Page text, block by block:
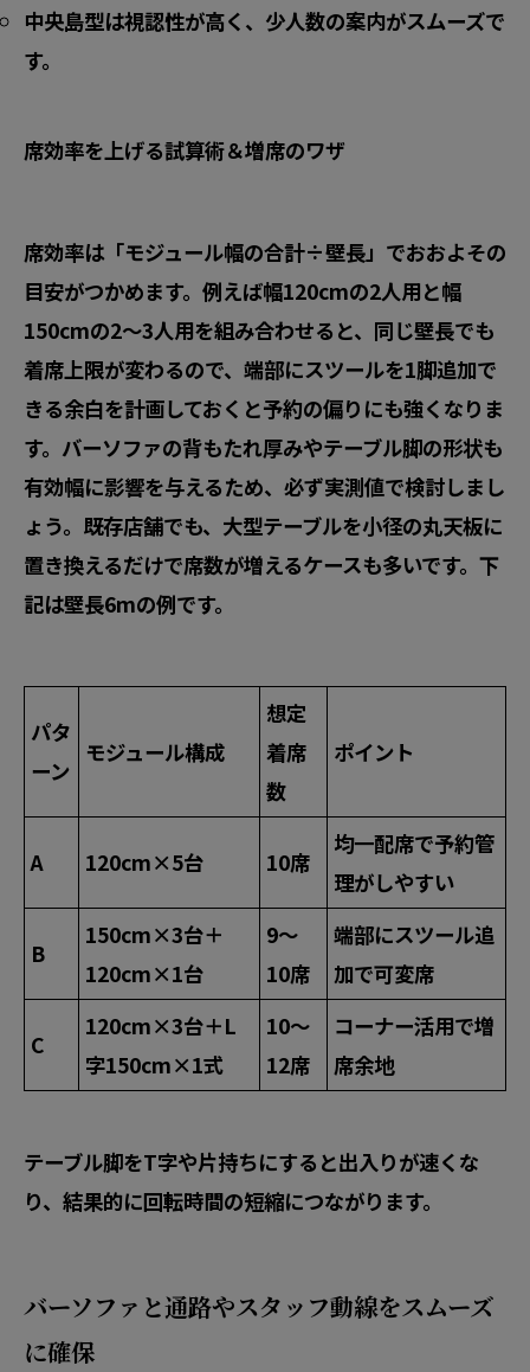
中央島型は視認性が高く、少人数の案内がスムーズで
す。
席効率を上げる試算術＆増席のワザ
席効率は「モジュール幅の合計÷壁長」でおおよその
目安がつかめます。例えば幅120cmの2人用と幅
150cmの2〜3人用を組み合わせると、同じ壁長でも
着席上限が変わるので、端部にスツールを1脚追加で
きる余白を計画しておくと予約の偏りにも強くなりま
す。バーソファの背もたれ厚みやテーブル脚の形状も
有効幅に影響を与えるため、必ず実測値で検討しまし
ょう。既存店舗でも、大型テーブルを小径の丸天板に
置き換えるだけで席数が増えるケースも多いです。下
記は壁長6mの例です。
パタ
ーン
モジュール構成
想定
着席
数
ポイント
A 120cm×5台 10席
均一配席で予約管
理がしやすい
B
150cm×3台＋
120cm×1台
9〜
10席
端部にスツール追
加で可変席
C
120cm×3台＋L
字150cm×1式
10〜
12席
コーナー活用で増
席余地
テーブル脚をT字や片持ちにすると出入りが速くな
り、結果的に回転時間の短縮につながります。
バーソファと通路やスタッフ動線をスムーズ
に確保